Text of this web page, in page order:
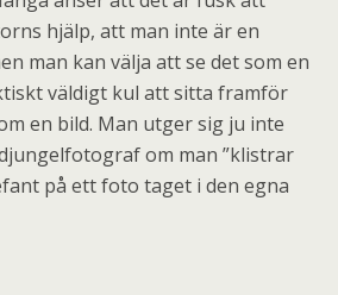
hjälp, att man inte är en
man kan välja att se det som en
väldigt kul att sitta framför
en bild. Man utger sig ju inte
om man ”klistrar
på ett foto taget i den egna